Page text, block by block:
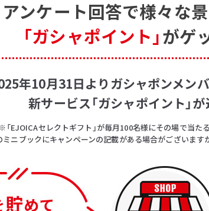
アンケート回答で様々な
「ガシャポイント」がゲ
年10月31日よりガシャポンメン
新サービス「ガシャポイント」
※「EJOICAセレクトギフト」が毎月100名様にその場で当た
ミニブックにキャンペーンの記載がある場合がございます